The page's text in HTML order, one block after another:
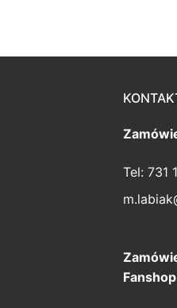
Tel: 731
Fanshop